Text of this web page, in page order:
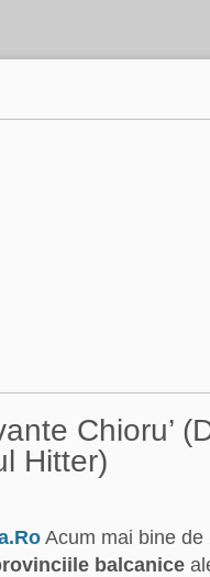
Chioru’
Hitter)
Acum mai bine
balcanice